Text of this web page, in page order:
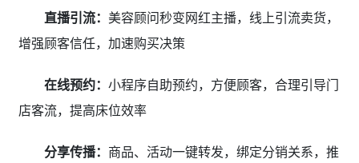
直播引流： 美容顾问秒变网红主播，线上引流卖货，
增强顾客信任，加速购买决策
在线预约： 小程序自助预约，方便顾客，合理引导门
店客流，提高床位效率
分享传播： 商品、活动一键转发，绑定分销关系，推